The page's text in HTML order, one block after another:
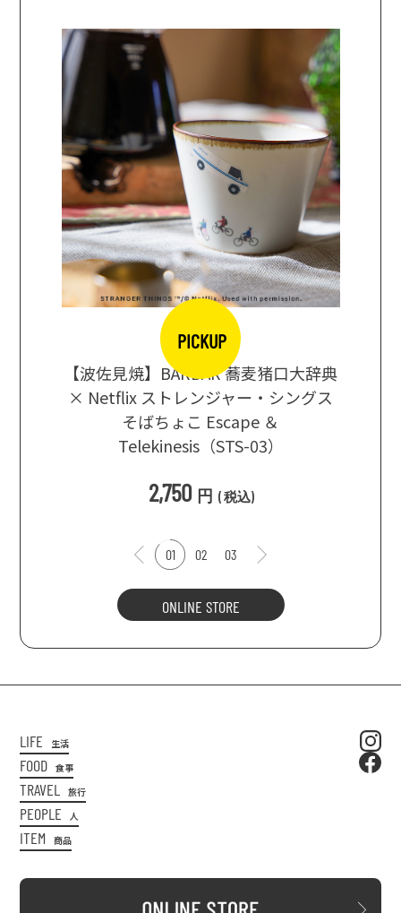
PICKUP
【波佐見焼】BARBAR 蕎麦猪口大辞典
× Netflix ストレンジャー・シングス
そばちょこ Escape ＆
Telekinesis（STS-03）
2,750 円 (税込)
01 02 03
ONLINE STORE
LIFE 生活
FOOD 食事
TRAVEL 旅行
PEOPLE 人
ITEM 商品